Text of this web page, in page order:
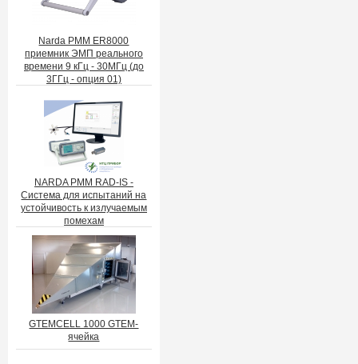
Narda PMM ER8000
приемник ЭМП реального
времени 9 кГц - 30МГц (до
3ГГц - опция 01)
NARDA PMM RAD-IS -
Система для испытаний на
устойчивость к излучаемым
помехам
GTEMCELL 1000 GTEM-
ячейка